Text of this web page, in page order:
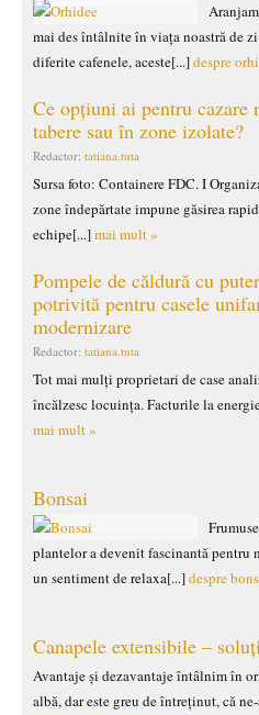
mai des întâlnite în viața noastră de
diferite cafenele, aceste[...]despre
Ce opțiuni ai pentru cazare
tabere sau în zone izolate?
Redactor: tatiana.tuta
Sursa foto: Containere FDC. I
zone îndepărtate impune găsirea
echipe[...]mai mult »
Pompele de căldură cu
potrivită pentru casele
modernizare
Redactor: tatiana.tuta
Tot mai mulți proprietari de case
încălzesc locuința. Facturile la
mai mult »
Bonsai
plantelor a devenit fascinantă
un sentiment de relaxa[...]despre
Canapele extensibile –
Avantaje și dezavantaje întâlnim în
albă, dar este greu de întreținut, că